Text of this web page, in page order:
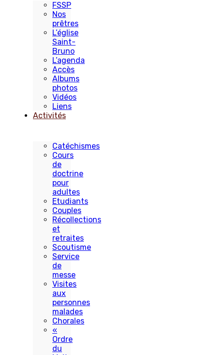
FSSP
Nos
prêtres
L’église
Saint-
Bruno
L’agenda
Accès
Albums
photos
Vidéos
Liens
Activités
Catéchismes
Cours
de
doctrine
pour
adultes
Etudiants
Couples
Récollections
et
retraites
Scoutisme
Service
de
messe
Visites
aux
personnes
malades
Chorales
«
Ordre
du